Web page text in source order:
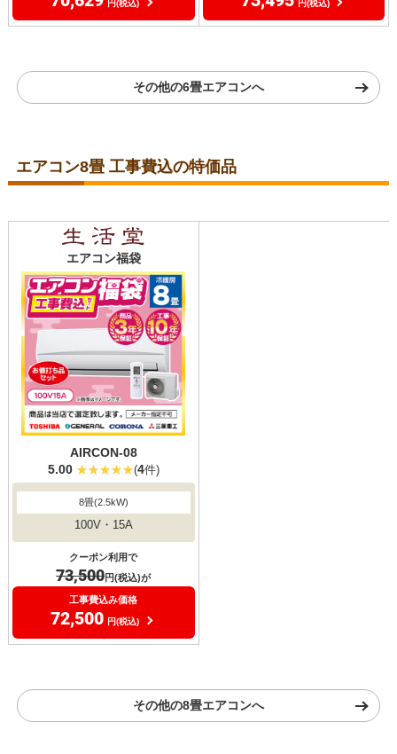
円(税込) 円(税込)
その他の6畳エアコンへ
エアコン8畳 工事費込の特価品
エアコン福袋
AIRCON-08
5.00
(4件)
8畳(2.5kW)
100V・15A
クーポン利用で
73,500円(税込)が
工事費込み価格
72,500 円(税込)
その他の8畳エアコンへ